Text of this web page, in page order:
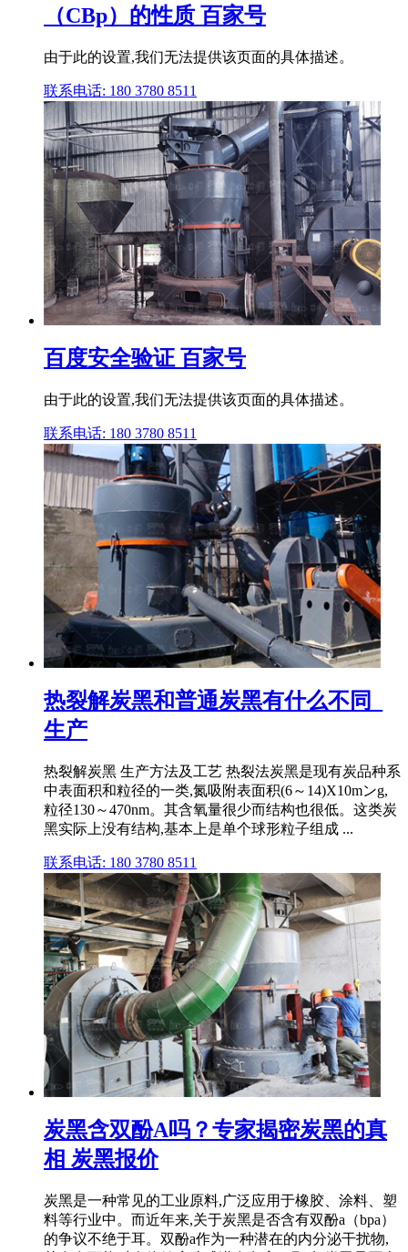
（CBp）的性质 百家号
由于此的设置,我们无法提供该页面的具体描述。
联系电话: 180 3780 8511
百度安全验证 百家号
由于此的设置,我们无法提供该页面的具体描述。
联系电话: 180 3780 8511
热裂解炭黑和普通炭黑有什么不同_
生产
热裂解炭黑 生产方法及工艺 热裂法炭黑是现有炭品种系
中表面积和粒径的一类,氮吸附表面积(6～14)X10mンg,
粒径130～470nm。其含氧量很少而结构也很低。这类炭
黑实际上没有结构,基本上是单个球形粒子组成 ...
联系电话: 180 3780 8511
炭黑含双酚A吗？专家揭密炭黑的真
相 炭黑报价
炭黑是一种常见的工业原料,广泛应用于橡胶、涂料、塑
料等行业中。而近年来,关于炭黑是否含有双酚a（bpa）
的争议不绝于耳。双酚a作为一种潜在的内分泌干扰物,